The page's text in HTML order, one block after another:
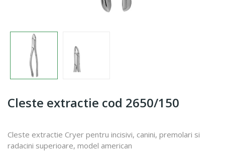
Cleste extractie cod 2650/150
Cleste extractie Cryer pentru incisivi, canini, premolari si
radacini superioare, model american